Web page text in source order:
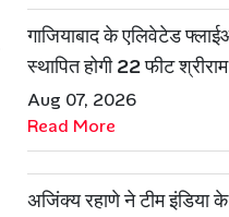
गाजियाबाद के एलिवेटेड
स्थापित होगी 22 फीट
शहर की नई पहचान
Aug 07, 2026
Read More
अजिंक्य रहाणे ने टीम इंडिया